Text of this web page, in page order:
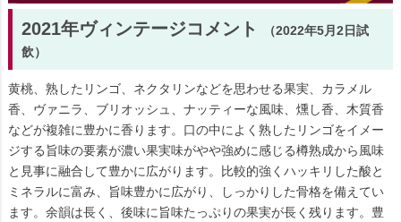
2021年ヴィンテージコメント
（2022年5月2日試
飲）
黄桃、熟したリンゴ、ネクタリンなどを思わせる果実、カラメル
香、ヴァニラ、ブリオッシュ、ナッティーな風味、燻し香、木質香
などが複雑に豊かに香ります。口の中によく熟したリンゴをイメー
ジする旨味の要素が濃い果実味がやや強めに感じる樽熟成から風味
と見事に融合して豊かに広がります。比較的強くハッキリした酸と
ミネラルに富み、旨味豊かに広がり、しっかりした骨格を備えてい
ます。余韻は長く、後味に旨味たっぷりの果実が長く残ります。豊